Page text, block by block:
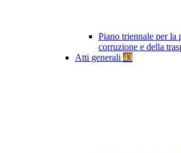
Piano triennale per la
corruzione e della
Atti generali 43